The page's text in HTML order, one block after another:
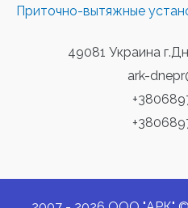
Приточно-вытяжные
49081 Украина
ark-